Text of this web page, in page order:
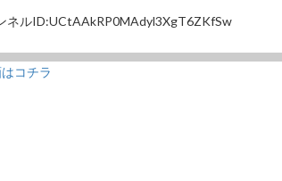
ネルID:UCtAAkRP0MAdyl3XgT6ZKfSw
コチラ